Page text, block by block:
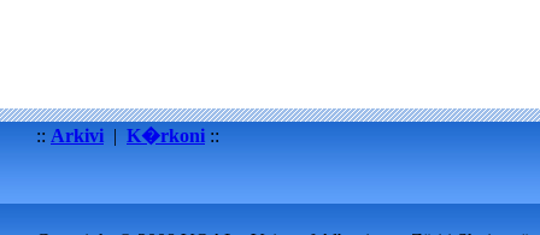
:: Arkivi | K�rkoni ::